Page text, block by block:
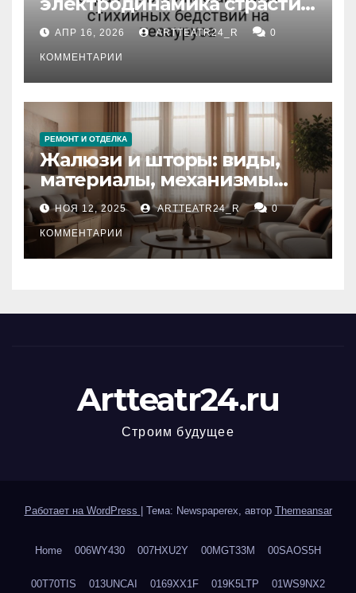
влияние анализа
стихийных бедствий на
тезауруса
АПР 16, 2026 ARTTEATR24_R 0
КОММЕНТАРИИ
РЕМОНТ И ОТДЕЛКА
Жалюзи и шторы: виды,
материалы, механизмы
управления и уход
НОЯ 12, 2025 ARTTEATR24_R 0
КОММЕНТАРИИ
Artteatr24.ru
Строим будущее
Работает на WordPress Тема: Newspaperex, автор Themeansar
Home 006WY430 007HXU2Y 00MGT33M 00SAOS5H
00T70TIS 013UNCAI 0169XX1F 019K5LTP 01WS9NX2